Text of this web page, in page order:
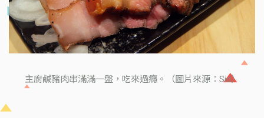
主廚鹹豬肉串滿滿一盤，吃來過癮。（圖片來源：Sid）